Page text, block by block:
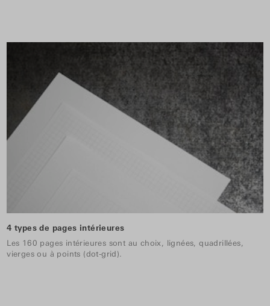
4 types de pages intérieures
Les 160 pages intérieures sont au choix, lignées, quadrillées,
vierges ou à points (dot-grid).